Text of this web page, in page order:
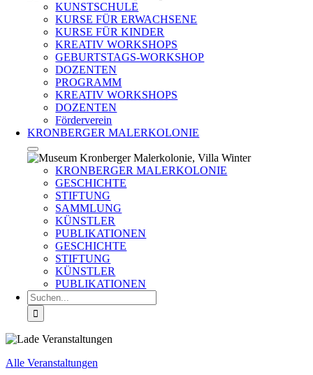
KUNSTSCHULE
KURSE FÜR ERWACHSENE
KURSE FÜR KINDER
KREATIV WORKSHOPS
GEBURTSTAGS-WORKSHOP
DOZENTEN
PROGRAMM
KREATIV WORKSHOPS
DOZENTEN
Förderverein
KRONBERGER MALERKOLONIE
KRONBERGER MALERKOLONIE
GESCHICHTE
STIFTUNG
SAMMLUNG
KÜNSTLER
PUBLIKATIONEN
GESCHICHTE
STIFTUNG
KÜNSTLER
PUBLIKATIONEN
Suche
nach:
Alle Veranstaltungen